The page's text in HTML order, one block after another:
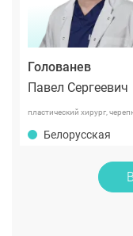
Голованев
Павел Сергеевич
пластический хирург,
челюстно-лицевой хирург
Белорусская